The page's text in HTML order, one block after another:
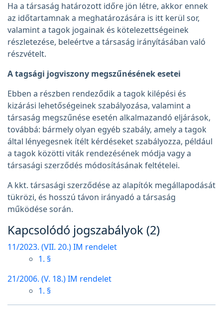
Ha a társaság határozott időre jön létre, akkor ennek
az időtartamnak a meghatározására is itt kerül sor,
valamint a tagok jogainak és kötelezettségeinek
részletezése, beleértve a társaság irányításában való
részvételt.
A tagsági jogviszony megszűnésének esetei
Ebben a részben rendeződik a tagok kilépési és
kizárási lehetőségeinek szabályozása, valamint a
társaság megszűnése esetén alkalmazandó eljárások,
továbbá: bármely olyan egyéb szabály, amely a tagok
által lényegesnek ítélt kérdéseket szabályozza, például
a tagok közötti viták rendezésének módja vagy a
társasági szerződés módosításának feltételei.
A kkt. társasági szerződése az alapítók megállapodását
tükrözi, és hosszú távon irányadó a társaság
működése során.
Kapcsolódó jogszabályok (2)
11/2023. (VII. 20.) IM rendelet
1. §
21/2006. (V. 18.) IM rendelet
1. §